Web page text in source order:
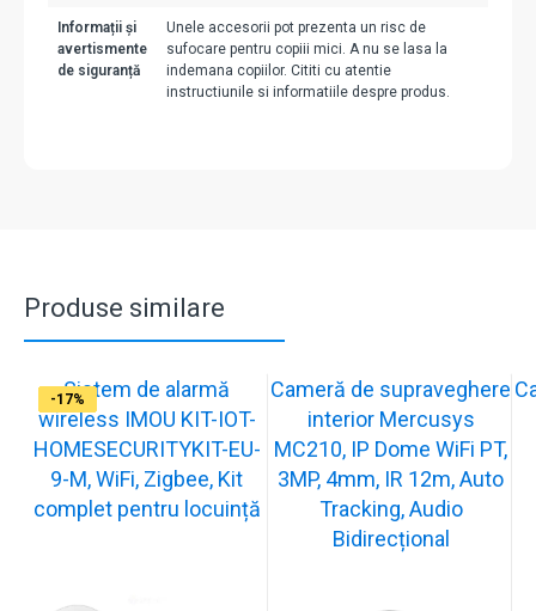
Informații și
avertismente
de siguranță
Unele accesorii pot prezenta un risc de
sufocare pentru copiii mici. A nu se lasa la
indemana copiilor. Cititi cu atentie
instructiunile si informatiile despre produs.
Produse similare
-31%
Sistem de alarmă
wireless IMOU KIT-IOT-
HOMESECURITYKIT-EU-
9-M, WiFi, Zigbee, Kit
complet pentru locuință
-19%
Cameră de supraveghere
interior Mercusys
MC210, IP Dome WiFi PT,
3MP, 4mm, IR 12m, Auto
Tracking, Audio
Bidirecțional
-21%
-13%
-15%
-20%
-12%
-13%
-16%
-17%